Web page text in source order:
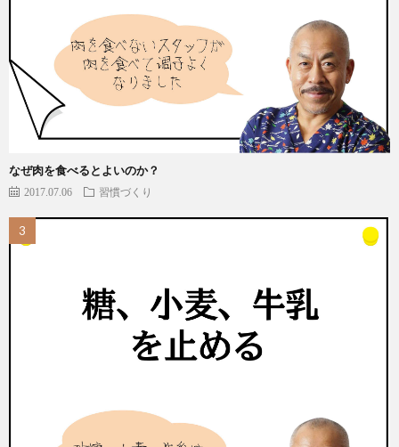
なぜ肉を食べるとよいのか？
2017.07.06 習慣づくり